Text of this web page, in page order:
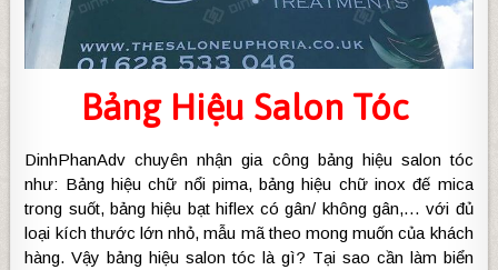
Bảng Hiệu Salon Tóc
DinhPhanAdv chuyên nhận gia công bảng hiệu salon tóc
như: Bảng hiệu chữ nổi pima, bảng hiệu chữ inox đế mica
trong suốt, bảng hiệu bạt hiflex có gân/ không gân,… với đủ
loại kích thước lớn nhỏ, mẫu mã theo mong muốn của khách
hàng. Vậy bảng hiệu salon tóc là gì? Tại sao cần làm biển